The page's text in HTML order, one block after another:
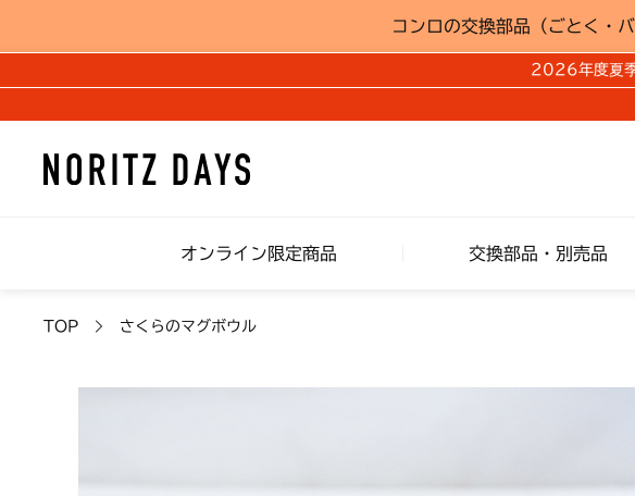
コンロの交換部品（ごとく・
2026年度夏季
オンライン限定商品 交換部品・別売品
TOP さくらのマグボウル